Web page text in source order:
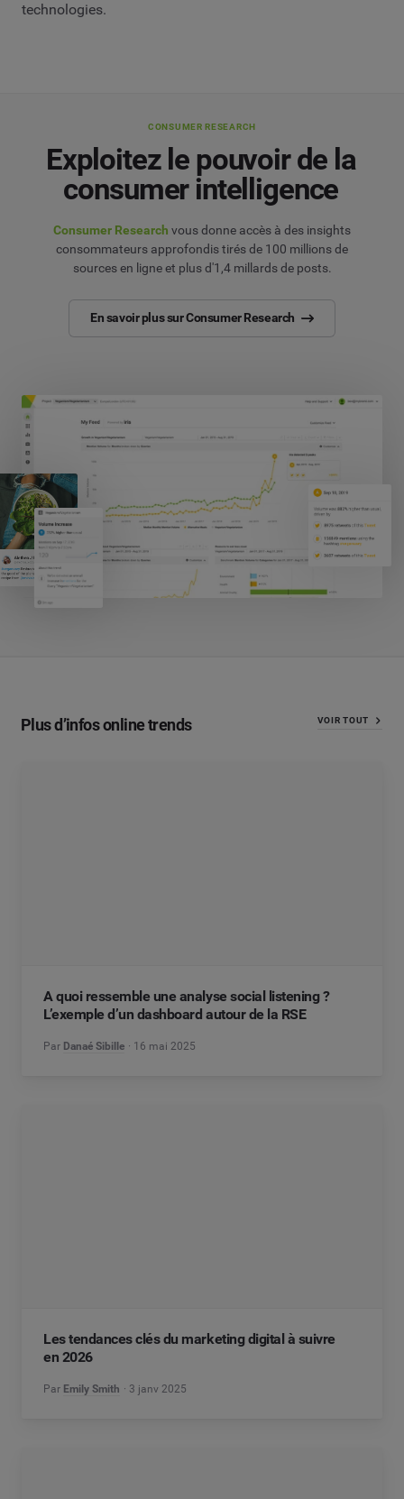
technologies.
CONSUMER RESEARCH
Exploitez le pouvoir de la
consumer intelligence
Consumer Research vous donne accès à des insights
consommateurs approfondis tirés de 100 millions de
sources en ligne et plus d'1,4 millards de posts.
En savoir plus sur Consumer Research
Plus d’infos online trends VOIR TOUT
A quoi ressemble une analyse social listening ?
L’exemple d’un dashboard autour de la RSE
Par Danaé Sibille 16 mai 2025
Les tendances clés du marketing digital à suivre
en 2026
Par Emily Smith 3 janv 2025